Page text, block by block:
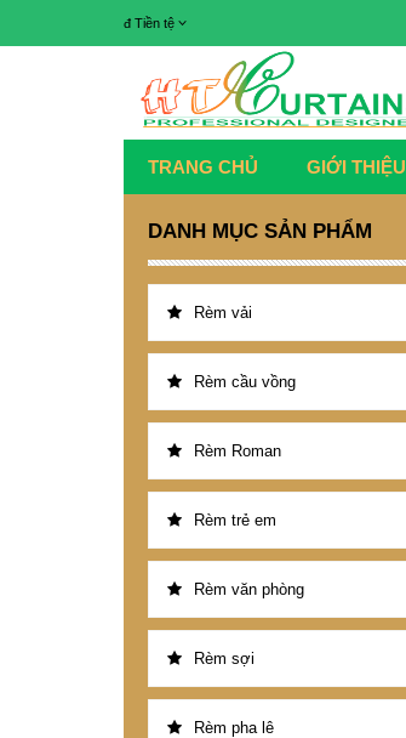
đ Tiền tệ
TRANG CHỦ GIỚI THIỆU
DANH MỤC SẢN PHẨM
Rèm vải
Rèm cầu vồng
Rèm Roman
Rèm trẻ em
Rèm văn phòng
Rèm sợi
Rèm pha lê